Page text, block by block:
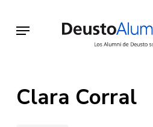
main
Menu
Clara Corral